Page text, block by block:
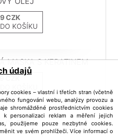
KOŠÍKU
MASKA S KERATINEM
OLEJ
údajů
cookies – vlastní i třetích stran (včetně
fungování webu, analýzy provozu a
shromážděné prostřednictvím cookies
k personalizaci reklam a měření jejich
použijeme pouze nezbytné cookies.
ve svém prohlížeči. Více informací o